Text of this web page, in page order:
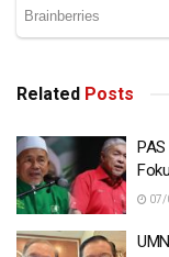
pada tahap tepu.
dapat menembusi
kubu kuat BN,
menumbangkan
lain-lain parti
Related Posts
07/